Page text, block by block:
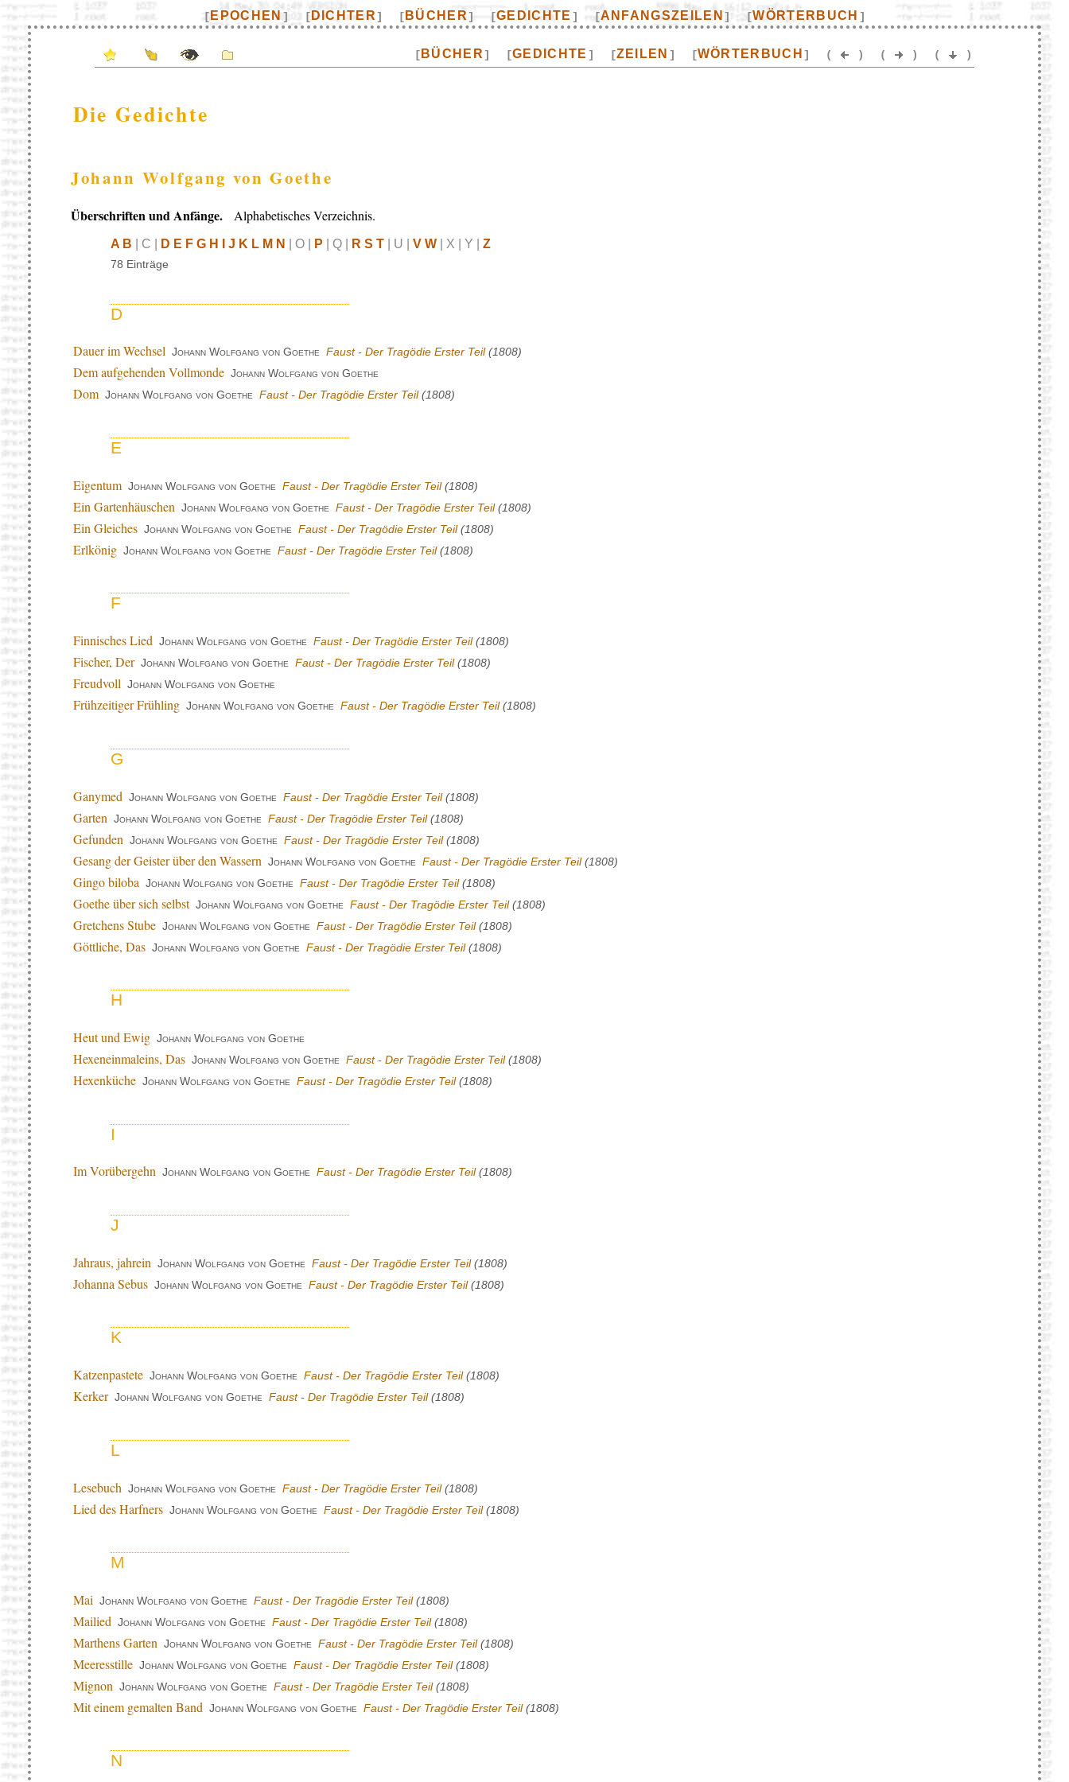
[ EPOCHEN ] [ DICHTER] [ BÜCHER] [GEDICHTE ] [ANFANGSZEILEN ] [WÖRTERBUCH ]
[ BÜCHER] [GEDICHTE ] [ZEILEN ] [WÖRTERBUCH ] ( ) ( ) ( )
Die Gedichte
Johann Wolfgang von Goethe
Überschriften und Anfänge. Alphabetisches Verzeichnis.
A B | C | D E F G H I J K L M N | O | P | Q | R S T | U | V W | X | Y | Z
78 Einträge
D
Dauer im Wechsel Johann Wolfgang von Goethe Faust - Der Tragödie Erster Teil(1808)
Dem aufgehenden Vollmonde Johann Wolfgang von Goethe
Dom Johann Wolfgang von Goethe Faust - Der Tragödie Erster Teil(1808)
E
Eigentum Johann Wolfgang von Goethe Faust - Der Tragödie Erster Teil(1808)
Ein Gartenhäuschen Johann Wolfgang von Goethe Faust - Der Tragödie Erster Teil(1808)
Ein Gleiches Johann Wolfgang von Goethe Faust - Der Tragödie Erster Teil(1808)
Erlkönig Johann Wolfgang von Goethe Faust - Der Tragödie Erster Teil(1808)
F
Finnisches Lied Johann Wolfgang von Goethe Faust - Der Tragödie Erster Teil(1808)
Fischer, Der Johann Wolfgang von Goethe Faust - Der Tragödie Erster Teil(1808)
Freudvoll Johann Wolfgang von Goethe
Frühzeitiger Frühling Johann Wolfgang von Goethe Faust - Der Tragödie Erster Teil(1808)
G
Ganymed Johann Wolfgang von Goethe Faust - Der Tragödie Erster Teil(1808)
Garten Johann Wolfgang von Goethe Faust - Der Tragödie Erster Teil(1808)
Gefunden Johann Wolfgang von Goethe Faust - Der Tragödie Erster Teil(1808)
Gesang der Geister über den Wassern Johann Wolfgang von Goethe Faust - Der Tragödie Erster Teil(1808)
Gingo biloba Johann Wolfgang von Goethe Faust - Der Tragödie Erster Teil(1808)
Goethe über sich selbst Johann Wolfgang von Goethe Faust - Der Tragödie Erster Teil(1808)
Gretchens Stube Johann Wolfgang von Goethe Faust - Der Tragödie Erster Teil(1808)
Göttliche, Das Johann Wolfgang von Goethe Faust - Der Tragödie Erster Teil(1808)
H
Heut und Ewig Johann Wolfgang von Goethe
Hexeneinmaleins, Das Johann Wolfgang von Goethe Faust - Der Tragödie Erster Teil(1808)
Hexenküche Johann Wolfgang von Goethe Faust - Der Tragödie Erster Teil(1808)
I
Im Vorübergehn Johann Wolfgang von Goethe Faust - Der Tragödie Erster Teil(1808)
J
Jahraus, jahrein Johann Wolfgang von Goethe Faust - Der Tragödie Erster Teil(1808)
Johanna Sebus Johann Wolfgang von Goethe Faust - Der Tragödie Erster Teil(1808)
K
Katzenpastete Johann Wolfgang von Goethe Faust - Der Tragödie Erster Teil(1808)
Kerker Johann Wolfgang von Goethe Faust - Der Tragödie Erster Teil(1808)
L
Lesebuch Johann Wolfgang von Goethe Faust - Der Tragödie Erster Teil(1808)
Lied des Harfners Johann Wolfgang von Goethe Faust - Der Tragödie Erster Teil(1808)
M
Mai Johann Wolfgang von Goethe Faust - Der Tragödie Erster Teil(1808)
Mailied Johann Wolfgang von Goethe Faust - Der Tragödie Erster Teil(1808)
Marthens Garten Johann Wolfgang von Goethe Faust - Der Tragödie Erster Teil(1808)
Meeresstille Johann Wolfgang von Goethe Faust - Der Tragödie Erster Teil(1808)
Mignon Johann Wolfgang von Goethe Faust - Der Tragödie Erster Teil(1808)
Mit einem gemalten Band Johann Wolfgang von Goethe Faust - Der Tragödie Erster Teil(1808)
N